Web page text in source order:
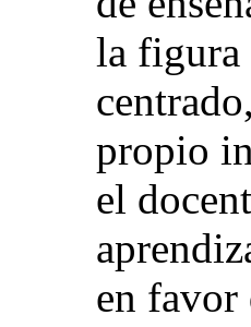
la figura
propio
el
en favor